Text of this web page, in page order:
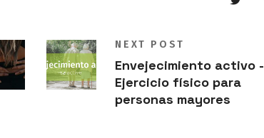
NEXT POST
Envejecimiento activo -
Ejercicio físico para
personas mayores